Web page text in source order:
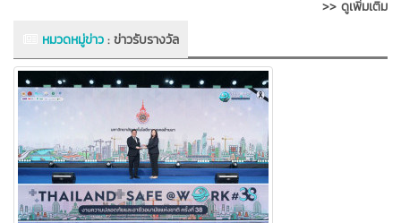
>> ดูเพิ่มเติม
หมวดหมู่ข่าว:ข่าวรับรางวัล